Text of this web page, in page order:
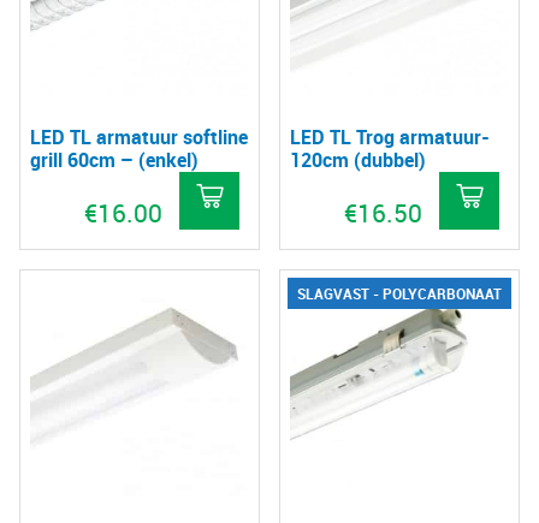
LED TL armatuur softline
grill 60cm – (enkel)
€16.00
LED TL Trog armatuur-
120cm (dubbel)
€16.50
SLAGVAST - POLYCARBONAAT